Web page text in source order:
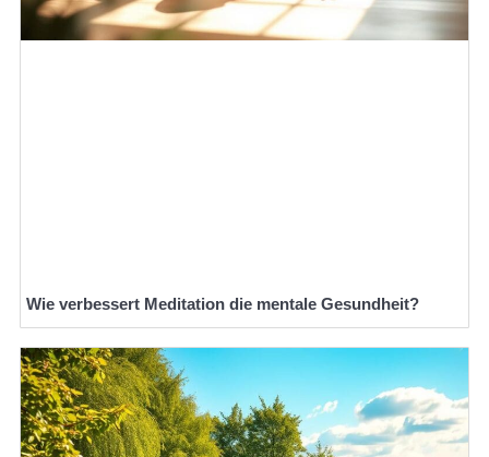
Wie verbessert Meditation die mentale Gesundheit?